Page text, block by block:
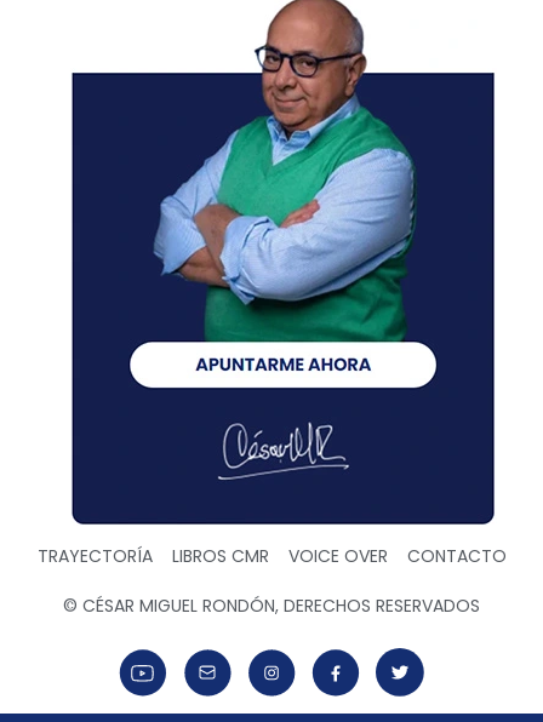
TRAYECTORÍA LIBROS CMR VOICE OVER CONTACTO
© CÉSAR MIGUEL RONDÓN, DERECHOS RESERVADOS